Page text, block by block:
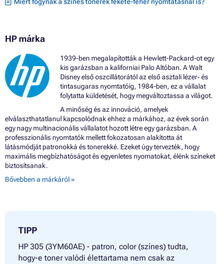
Patron HP DESKJET PLUS 4100
Patron HP DESKJET PLUS 4110E
Patron HP DESKJET PLUS 4120
Patron HP DESKJET PLUS 4120E
Patron HP DESKJET PLUS 4121
Patron HP DESKJET PLUS 4122 ALL-IN-ONE
Patron HP DESKJET PLUS 4122E
Patron HP DESKJET PLUS 4130 ALL-IN-ONE
Patron HP DESKJET PLUS 4130E
Patron HP DESKJET PLUS 4132
Patron HP DESKJET PLUS 4140
Patron HP DESKJET PLUS 4152
Patron HP DESKJET PLUS 4155
Patron HP DESKJET PLUS 4158
Patron HP ENVY 6000 ALL-IN-ONE
Patron HP ENVY 6000E ALL-IN-ONE
Patron HP ENVY 6010
Patron HP ENVY 6010E ALL-IN-ONE
Patron HP ENVY 6022 ALL-IN-ONE
Patron HP ENVY 6030 ALL-IN-ONE
Patron HP ENVY 6030E ALL-IN-ONE
HP márka
1939-ben megalapították a Hewlett-Packard-ot egy
kis garázsban a kaliforniai Palo Altóban. A Walt
Disney első oszcillátorától az első asztali lézer- és
tintasugaras nyomtatóig, 1984-ben, ez a vállalat
folytatta küldetését, hogy megváltoztassa a világot.
A minőség és az innováció, amelyek
elválaszthatatlanul kapcsolódnak ehhez a márkához, az évek során
egy nagy multinacionális vállalatot hozott létre egy garázsban. A
professzionális nyomtatók mellett fokozatosan alakította át
látásmódját patronokká és tonerekké. Ezeket úgy tervezték, hogy
maximális megbízhatóságot és egyenletes nyomatokat, élénk színeket
biztosítsanak.
Bővebben a márkáról »
TIPP
HP 305 (3YM60AE) - patron, color (színes) tudta,
hogy-e toner valódi élettartama nem csak az